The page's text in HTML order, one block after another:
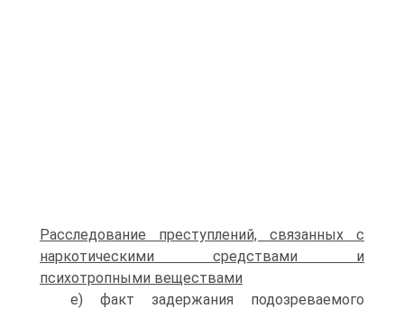
Расследование преступлений, связанных с
наркотическими средствами и
психотропными веществами
е) факт задержания подозреваемого